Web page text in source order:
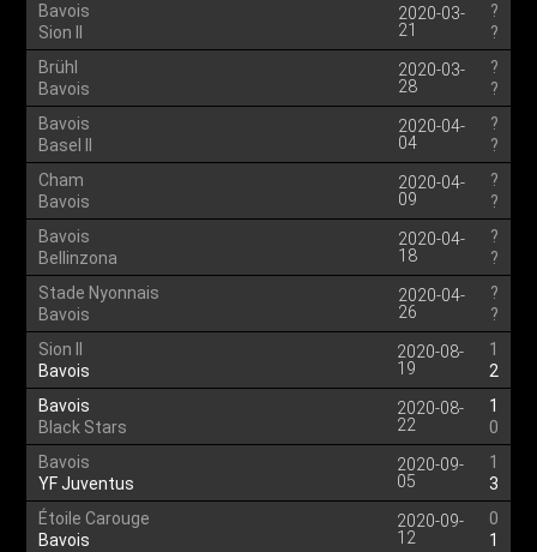
Bavois
Sion II
2020-03-
21
?
?
Brühl
Bavois
2020-03-
28
?
?
Bavois
Basel II
2020-04-
04
?
?
Cham
Bavois
2020-04-
09
?
?
Bavois
Bellinzona
2020-04-
18
?
?
Stade Nyonnais
Bavois
2020-04-
26
?
?
Sion II
Bavois
2020-08-
19
1
2
Bavois
Black Stars
2020-08-
22
1
0
Bavois
YF Juventus
2020-09-
05
1
3
Étoile Carouge
Bavois
2020-09-
12
0
1